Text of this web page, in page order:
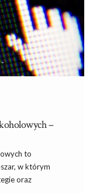
–
to
w którym
oraz